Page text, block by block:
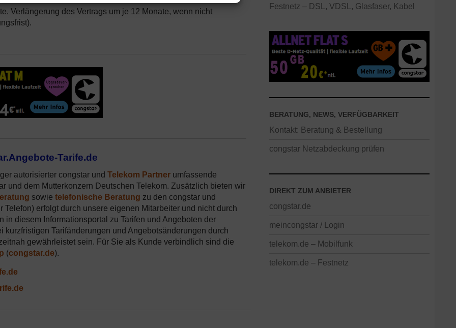
Verlängerung des Vertrags um je 12 Monate, wenn nicht
Tarife.de
autorisierter congstar und Telekom Partner umfassende
und dem Mutterkonzern Deutschen Telekom. Zusätzlich bieten wir
sowie telefonische Beratung zu den congstar und
erfolgt durch unsere eigenen Mitarbeiter und nicht durch
in diesem Informationsportal zu Tarifen und Angeboten der
Tarifänderungen und Angebotsänderungen durch
gewährleistet sein. Für Sie als Kunde verbindlich sind die
(congstar.de).
Festnetz – DSL, VDSL, Glasfaser, Kabel
BERATUNG, NEWS, VERFÜGBARKEIT
Kontakt: Beratung & Bestellung
congstar Netzabdeckung prüfen
DIREKT ZUM ANBIETER
congstar.de
meincongstar / Login
telekom.de – Mobilfunk
telekom.de – Festnetz